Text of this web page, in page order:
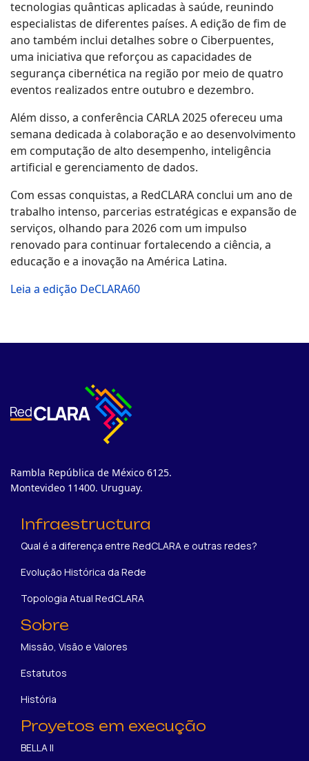
tecnologias quânticas aplicadas à saúde, reunindo
especialistas de diferentes países. A edição de fim de
ano também inclui detalhes sobre o Ciberpuentes,
uma iniciativa que reforçou as capacidades de
segurança cibernética na região por meio de quatro
eventos realizados entre outubro e dezembro.
Além disso, a conferência CARLA 2025 ofereceu uma
semana dedicada à colaboração e ao desenvolvimento
em computação de alto desempenho, inteligência
artificial e gerenciamento de dados.
Com essas conquistas, a RedCLARA conclui um ano de
trabalho intenso, parcerias estratégicas e expansão de
serviços, olhando para 2026 com um impulso
renovado para continuar fortalecendo a ciência, a
educação e a inovação na América Latina.
Leia a edição DeCLARA60
Rambla República de México 6125.
Montevideo 11400. Uruguay.
Infraestructura
Qual é a diferença entre RedCLARA e outras redes?
Evolução Histórica da Rede
Topologia Atual RedCLARA
Sobre
Missão, Visão e Valores
Estatutos
História
Proyetos em execução
BELLA II